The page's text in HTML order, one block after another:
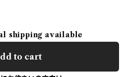
shipping available
to cart